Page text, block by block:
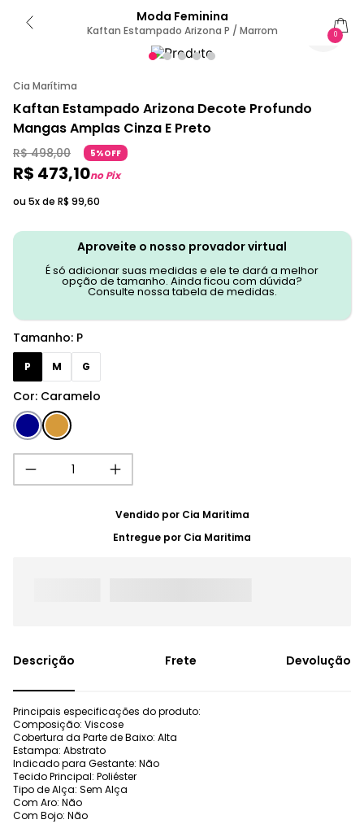
Moda Feminina
Kaftan Estampado Arizona P / Marrom 0
Cia Marítima
Kaftan Estampado Arizona Decote Profundo
Mangas Amplas Cinza E Preto
R$ 498,00 5%OFF
R$ 473,10no Pix
ou 5x de R$ 99,60
Aproveite o nosso provador virtual
É só adicionar suas medidas e ele te dará a melhor
opção de tamanho. Ainda ficou com dúvida?
Consulte nossa tabela de medidas.
Cor: Caramelo
Tamanho: P
P M G
Vendido por Cia Maritima
Entregue por Cia Maritima
Frete Devolução
Principais especificações do produto:
Composição: Viscose
Cobertura da Parte de Baixo: Alta
Estampa: Abstrato
Indicado para Gestante: Não
Tecido Principal: Poliéster
Tipo de Alça: Sem Alça
Com Aro: Não
Com Bojo: Não